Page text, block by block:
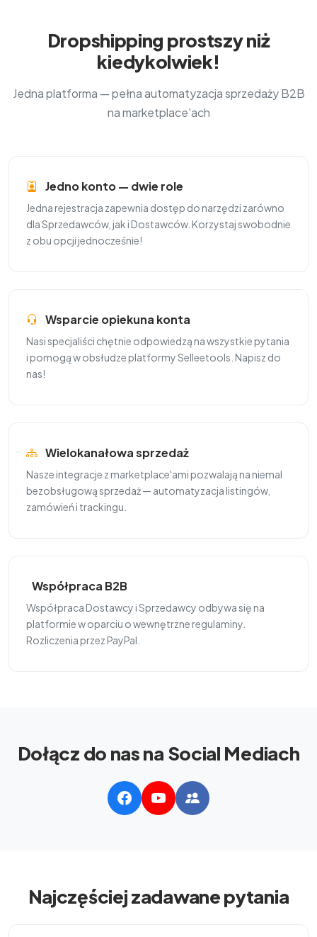
Dropshipping prostszy niż
kiedykolwiek!
Jedna platforma — pełna automatyzacja sprzedaży B2B
na marketplace'ach
Jedno konto — dwie role
Jedna rejestracja zapewnia dostęp do narzędzi zarówno
dla Sprzedawców, jak i Dostawców. Korzystaj swobodnie
z obu opcji jednocześnie!
Wsparcie opiekuna konta
Nasi specjaliści chętnie odpowiedzą na wszystkie pytania
i pomogą w obsłudze platformy Selleetools. Napisz do
nas!
Wielokanałowa sprzedaż
Nasze integracje z marketplace'ami pozwalają na niemal
bezobsługową sprzedaż — automatyzacja listingów,
zamówień i trackingu.
Współpraca B2B
Współpraca Dostawcy i Sprzedawcy odbywa się na
platformie w oparciu o wewnętrzne regulaminy.
Rozliczenia przez PayPal.
Dołącz do nas na Social Mediach
Najczęściej zadawane pytania